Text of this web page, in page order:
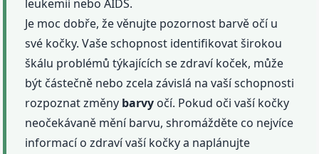
leukemií nebo AIDS.
Je moc dobře, že věnujte pozornost barvě očí u
své kočky. Vaše schopnost identifikovat širokou
škálu problémů týkajících se zdraví koček, může
být částečně nebo zcela závislá na vaší schopnosti
rozpoznat změny barvy očí. Pokud oči vaší kočky
neočekávaně mění barvu, shromážděte co nejvíce
informací o zdraví vaší kočky a naplánujte